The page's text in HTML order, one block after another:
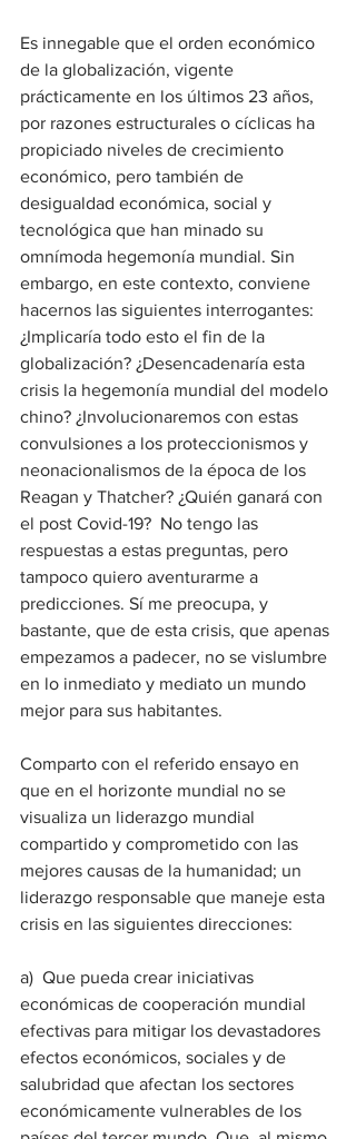
Es innegable que el orden económico
de la globalización, vigente
prácticamente en los últimos 23 años,
por razones estructurales o cíclicas ha
propiciado niveles de crecimiento
económico, pero también de
desigualdad económica, social y
tecnológica que han minado su
omnímoda hegemonía mundial. Sin
embargo, en este contexto, conviene
hacernos las siguientes interrogantes:
¿Implicaría todo esto el fin de la
globalización? ¿Desencadenaría esta
crisis la hegemonía mundial del modelo
chino? ¿Involucionaremos con estas
convulsiones a los proteccionismos y
neonacionalismos de la época de los
Reagan y Thatcher? ¿Quién ganará con
el post Covid-19?  No tengo las
respuestas a estas preguntas, pero
tampoco quiero aventurarme a
predicciones. Sí me preocupa, y
bastante, que de esta crisis, que apenas
empezamos a padecer, no se vislumbre
en lo inmediato y mediato un mundo
mejor para sus habitantes.
Comparto con el referido ensayo en
que en el horizonte mundial no se
visualiza un liderazgo mundial
compartido y comprometido con las
mejores causas de la humanidad; un
liderazgo responsable que maneje esta
crisis en las siguientes direcciones:
a)  Que pueda crear iniciativas
económicas de cooperación mundial
efectivas para mitigar los devastadores
efectos económicos, sociales y de
salubridad que afectan los sectores
económicamente vulnerables de los